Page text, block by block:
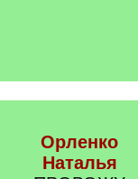
Орленко
Наталья